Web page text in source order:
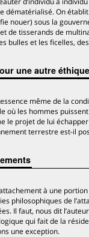
dématérialisé. On
nouer) sous la
de tisserands de
bulles et les ficelles,
une autre
même de la
où les hommes
le projet de lui
terrestre est-il
à une
philosophiques de
Il faut, nous dit
qui fait de la
une exception.